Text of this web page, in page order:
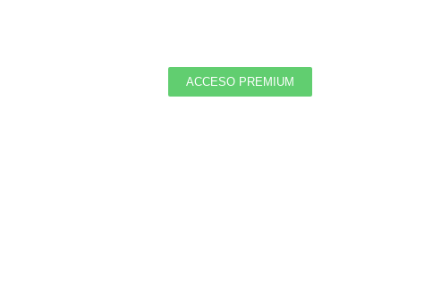
ACCESO PREMIUM